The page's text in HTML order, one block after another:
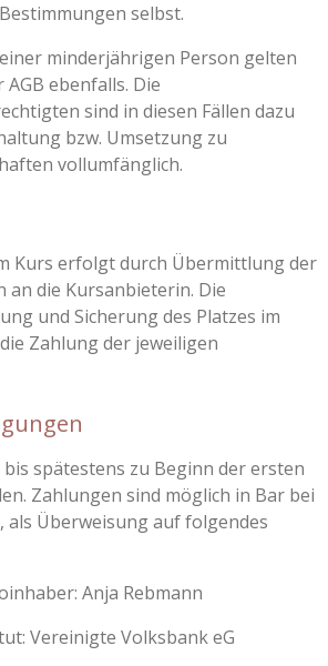
selbst.
minderjährigen Person gelten
ebenfalls. Die
sind in diesen Fällen dazu
bzw. Umsetzung zu
vollumfänglich.
Kurs erfolgt durch Übermittlung der
an die Kursanbieterin. Die
und Sicherung des Platzes im
Zahlung der jeweiligen
spätestens zu Beginn der ersten
Zahlungen sind möglich in Bar bei
als Überweisung auf folgendes
Anja Rebmann
Vereinigte Volksbank eG